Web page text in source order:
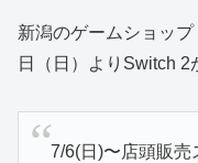
新潟のゲームショップ
日（日）よりSwitch 2
7/6(日)〜店頭販売